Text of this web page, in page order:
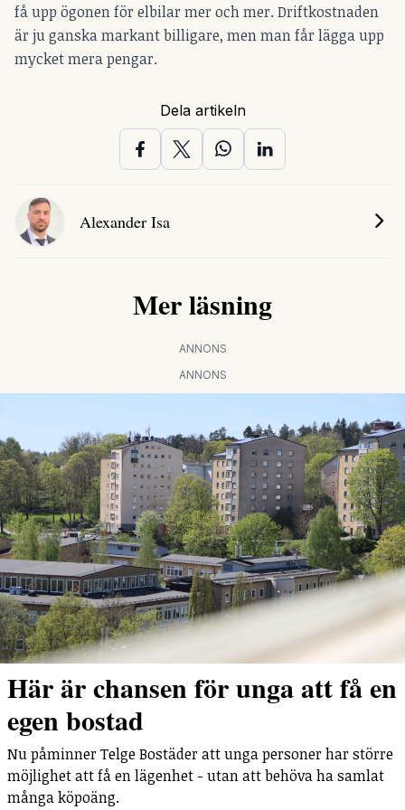
få upp ögonen för elbilar mer och mer. Driftkostnaden
är ju ganska markant billigare, men man får lägga upp
mycket mera pengar.
Dela artikeln
Alexander Isa
Mer läsning
ANNONS
ANNONS
Här är chansen för unga att få en
egen bostad
Nu påminner Telge Bostäder att unga personer har större
möjlighet att få en lägenhet - utan att behöva ha samlat
många köpoäng.